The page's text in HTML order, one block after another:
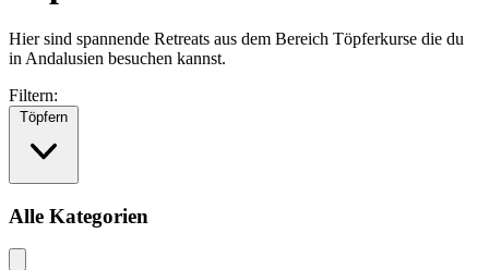
Hier sind spannende Retreats aus dem Bereich Töpferkurse die du
in Andalusien besuchen kannst.
Filtern:
Töpfern
Alle Kategorien